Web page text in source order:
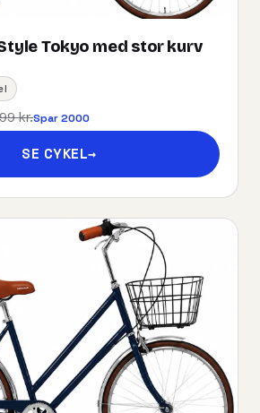
Tokyo med stor kurv
kr.Spar 2000
SE CYKEL→